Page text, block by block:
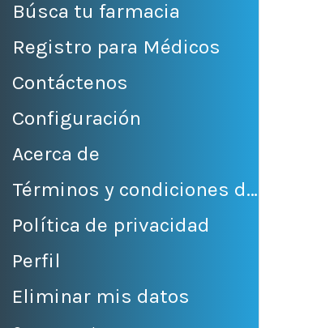
Búsca tu farmacia
Registro para Médicos
Contáctenos
Configuración
Acerca de
Términos y condiciones de venta
Política de privacidad
Perfil
Eliminar mis datos